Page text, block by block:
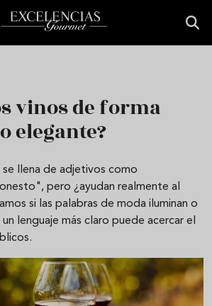
vinos de forma
elegante?
se llena de adjetivos como
pero ¿ayudan realmente al
si las palabras de moda iluminan o
lenguaje más claro puede acercar el